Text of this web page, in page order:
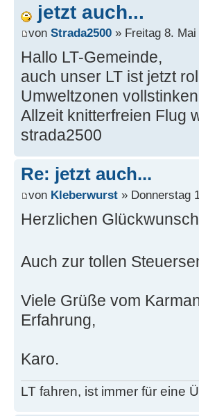
jetzt auch...
von Strada2500 » Freitag 8.
Hallo LT-Gemeinde,
auch unser LT ist jetzt
Umweltzonen
Allzeit knitterfreien Flug
strada2500
Re: jetzt auch...
von Kleberwurst » Donnerstag
Herzlichen
Auch zur tollen
Viele Grüße vom
Erfahrung,
Karo.
LT fahren, ist immer für eine